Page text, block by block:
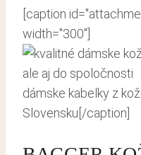
[caption
width="300"]
dámske kabelky z
Slovensku[/caption]